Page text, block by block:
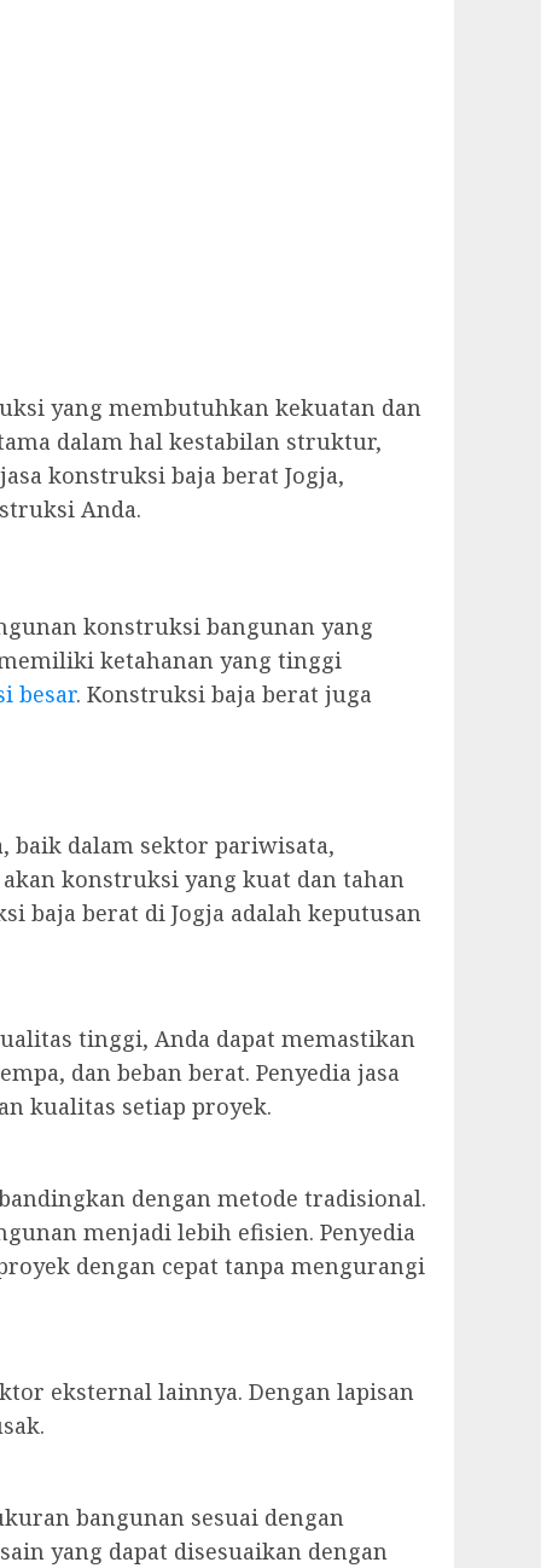
yang membutuhkan kekuatan dan
dalam hal kestabilan struktur,
konstruksi baja berat Jogja,
Anda.
konstruksi bangunan yang
ketahanan yang tinggi
besar. Konstruksi baja berat juga
baik dalam sektor pariwisata,
konstruksi yang kuat dan tahan
baja berat di Jogja adalah keputusan
tinggi, Anda dapat memastikan
dan beban berat. Penyedia jasa
kualitas setiap proyek.
dengan metode tradisional.
menjadi lebih efisien. Penyedia
dengan cepat tanpa mengurangi
eksternal lainnya. Dengan lapisan
bangunan sesuai dengan
yang dapat disesuaikan dengan